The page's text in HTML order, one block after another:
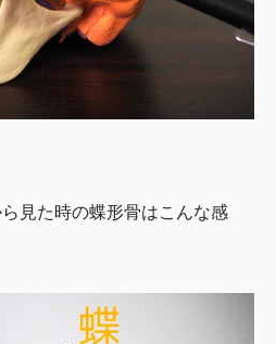
見た時の蝶形骨はこんな感